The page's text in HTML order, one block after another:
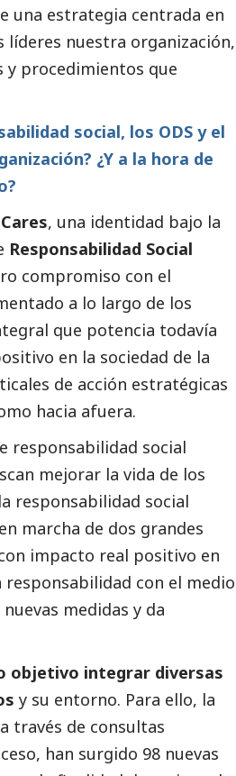
una estrategia centrada en
líderes nuestra organización,
y procedimientos que
social, los ODS y el
¿Y a la hora de
, una identidad bajo la
Responsabilidad Social
compromiso con el
a lo largo de los
que potencia todavía
en la sociedad de la
de acción estratégicas
hacia afuera.
responsabilidad social
mejorar la vida de los
responsabilidad social
marcha de dos grandes
impacto real positivo en
con el medio
medidas y da
objetivo integrar diversas
y su entorno. Para ello, la
través de consultas
han surgido 98 nuevas